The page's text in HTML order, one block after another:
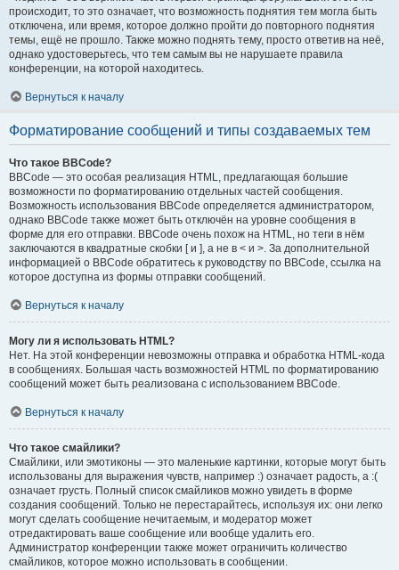
происходит, то это означает, что возможность поднятия тем могла быть
отключена, или время, которое должно пройти до повторного поднятия
темы, ещё не прошло. Также можно поднять тему, просто ответив на неё,
однако удостоверьтесь, что тем самым вы не нарушаете правила
конференции, на которой находитесь.
Вернуться к началу
Форматирование сообщений и типы создаваемых тем
Что такое BBCode?
BBCode — это особая реализация HTML, предлагающая большие
возможности по форматированию отдельных частей сообщения.
Возможность использования BBCode определяется администратором,
однако BBCode также может быть отключён на уровне сообщения в
форме для его отправки. BBCode очень похож на HTML, но теги в нём
заключаются в квадратные скобки [ и ], а не в < и >. За дополнительной
информацией о BBCode обратитесь к руководству по BBCode, ссылка на
которое доступна из формы отправки сообщений.
Вернуться к началу
Могу ли я использовать HTML?
Нет. На этой конференции невозможны отправка и обработка HTML-кода
в сообщениях. Большая часть возможностей HTML по форматированию
сообщений может быть реализована с использованием BBCode.
Вернуться к началу
Что такое смайлики?
Смайлики, или эмотиконы — это маленькие картинки, которые могут быть
использованы для выражения чувств, например :) означает радость, а :(
означает грусть. Полный список смайликов можно увидеть в форме
создания сообщений. Только не перестарайтесь, используя их: они легко
могут сделать сообщение нечитаемым, и модератор может
отредактировать ваше сообщение или вообще удалить его.
Администратор конференции также может ограничить количество
смайликов, которое можно использовать в сообщении.